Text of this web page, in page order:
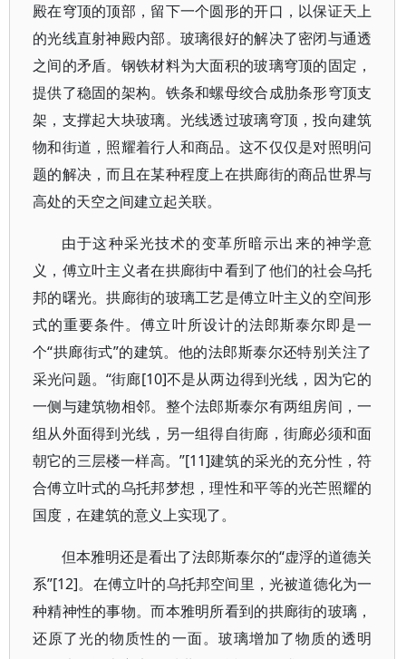
殿在穹顶的顶部，留下一个圆形的开口，以保证天上
的光线直射神殿内部。玻璃很好的解决了密闭与通透
之间的矛盾。钢铁材料为大面积的玻璃穹顶的固定，
提供了稳固的架构。铁条和螺母绞合成肋条形穹顶支
架，支撑起大块玻璃。光线透过玻璃穹顶，投向建筑
物和街道，照耀着行人和商品。这不仅仅是对照明问
题的解决，而且在某种程度上在拱廊街的商品世界与
高处的天空之间建立起关联。
由于这种采光技术的变革所暗示出来的神学意
义，傅立叶主义者在拱廊街中看到了他们的社会乌托
邦的曙光。拱廊街的玻璃工艺是傅立叶主义的空间形
式的重要条件。傅立叶所设计的法郎斯泰尔即是一
个“拱廊街式”的建筑。他的法郎斯泰尔还特别关注了
采光问题。“街廊[10]不是从两边得到光线，因为它的
一侧与建筑物相邻。整个法郎斯泰尔有两组房间，一
组从外面得到光线，另一组得自街廊，街廊必须和面
朝它的三层楼一样高。”[11]建筑的采光的充分性，符
合傅立叶式的乌托邦梦想，理性和平等的光芒照耀的
国度，在建筑的意义上实现了。
但本雅明还是看出了法郎斯泰尔的“虚浮的道德关
系”[12]。在傅立叶的乌托邦空间里，光被道德化为一
种精神性的事物。而本雅明所看到的拱廊街的玻璃，
还原了光的物质性的一面。玻璃增加了物质的透明